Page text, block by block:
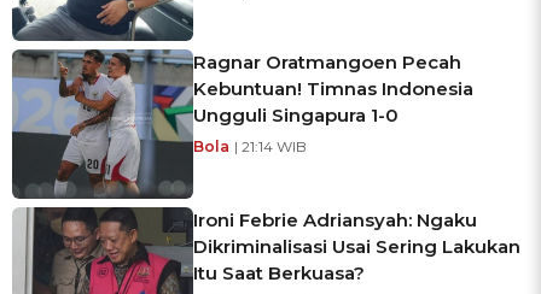
Ragnar Oratmangoen Pecah
Kebuntuan! Timnas Indonesia
Ungguli Singapura 1-0
Bola | 21:14 WIB
Ironi Febrie Adriansyah: Ngaku
Dikriminalisasi Usai Sering Lakukan
Itu Saat Berkuasa?